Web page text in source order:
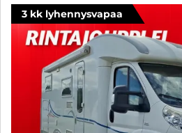
3 kk lyhennysvapaa